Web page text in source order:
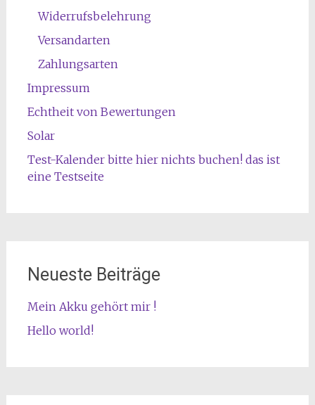
Widerrufsbelehrung
Versandarten
Zahlungsarten
Impressum
Echtheit von Bewertungen
Solar
Test-Kalender bitte hier nichts buchen! das ist
eine Testseite
Neueste Beiträge
Mein Akku gehört mir !
Hello world!